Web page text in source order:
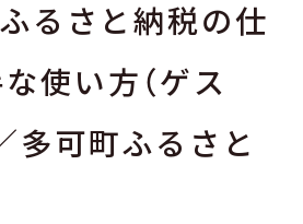
るさと納税の仕
使い方（ゲス
多可町ふるさと